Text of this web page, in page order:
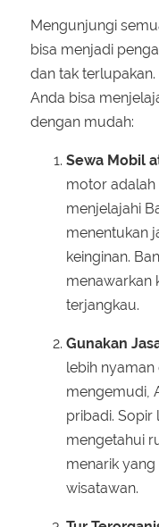
Mengunjungi
bisa menjadi
dan tak
Anda bisa
dengan mudah:
Sewa Mobil
motor adalah
menjelajahi
menentukan
keinginan.
menawarkan
terjangkau.
Gunakan
lebih
mengemudi,
pribadi. Sopir
mengetahui
menarik
wisatawan.